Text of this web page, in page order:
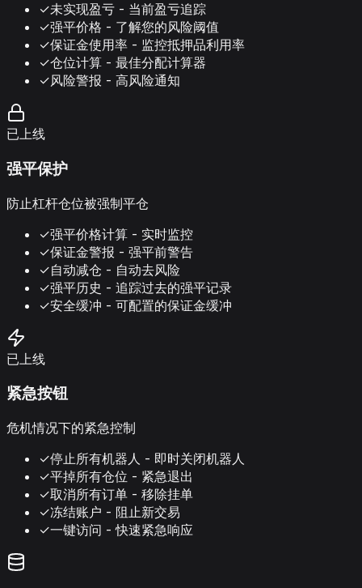
✓未实现盈亏 - 当前盈亏追踪
✓强平价格 - 了解您的风险阈值
✓保证金使用率 - 监控抵押品利用率
✓仓位计算 - 最佳分配计算器
✓风险警报 - 高风险通知
已上线
强平保护
防止杠杆仓位被强制平仓
✓强平价格计算 - 实时监控
✓保证金警报 - 强平前警告
✓自动减仓 - 自动去风险
✓强平历史 - 追踪过去的强平记录
✓安全缓冲 - 可配置的保证金缓冲
已上线
紧急按钮
危机情况下的紧急控制
✓停止所有机器人 - 即时关闭机器人
✓平掉所有仓位 - 紧急退出
✓取消所有订单 - 移除挂单
✓冻结账户 - 阻止新交易
✓一键访问 - 快速紧急响应